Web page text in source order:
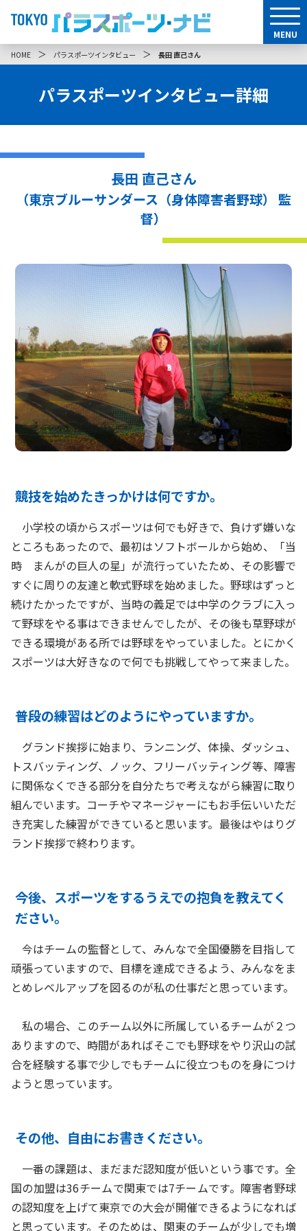
MENU
HOME ＞ パラスポーツインタビュー ＞ 長田 直己さん
パラスポーツインタビュー詳細
長田 直己さん
（東京ブルーサンダース（身体障害者野球） 監
督）
競技を始めたきっかけは何ですか。
小学校の頃からスポーツは何でも好きで、負けず嫌いな
ところもあったので、最初はソフトボールから始め、「当
時 まんがの巨人の星」が流行っていたため、その影響で
すぐに周りの友達と軟式野球を始めました。野球はずっと
続けたかったですが、当時の義足では中学のクラブに入っ
て野球をやる事はできませんでしたが、その後も草野球が
できる環境がある所では野球をやっていました。とにかく
スポーツは大好きなので何でも挑戦してやって来ました。
普段の練習はどのようにやっていますか。
グランド挨拶に始まり、ランニング、体操、ダッシュ、
トスバッティング、ノック、フリーバッティング等、障害
に関係なくできる部分を自分たちで考えながら練習に取り
組んでいます。コーチやマネージャーにもお手伝いいただ
き充実した練習ができていると思います。最後はやはりグ
ランド挨拶で終わります。
今後、スポーツをするうえでの抱負を教えてく
ださい。
今はチームの監督として、みんなで全国優勝を目指して
頑張っていますので、目標を達成できるよう、みんなをま
とめレベルアップを図るのが私の仕事だと思っています。
私の場合、このチーム以外に所属しているチームが２つ
ありますので、時間があればそこでも野球をやり沢山の試
合を経験する事で少しでもチームに役立つものを身につけ
ようと思っています。
その他、自由にお書きください。
一番の課題は、まだまだ認知度が低いという事です。全
国の加盟は36チームで関東では7チームです。障害者野球
の認知度を上げて東京での大会が開催できるようになれば
と思っています。そのためは、関東のチームが少しでも増